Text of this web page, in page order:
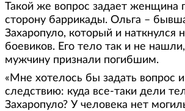
Такой же вопрос задает женщина
сторону баррикады. Ольга –
Захаропуло, который и наткнулся
боевиков. Его тело так и не
мужчину признали погибшим.
«Мне хотелось бы задать вопрос и
следствию: куда все-таки дели
Захаропуло? У человека нет